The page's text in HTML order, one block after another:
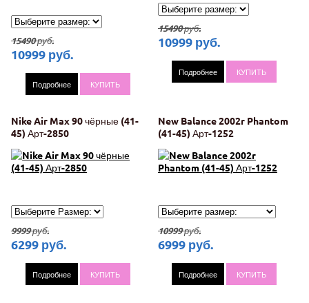
15490руб.
10999 руб.
Подробнее КУПИТЬ
15490руб.
10999 руб.
Подробнее КУПИТЬ
Nike Air Max 90 чёрные (41-
45) Арт-2850
9999руб.
6299 руб.
Подробнее КУПИТЬ
New Balance 2002r Phantom
(41-45) Арт-1252
10999руб.
6999 руб.
Подробнее КУПИТЬ